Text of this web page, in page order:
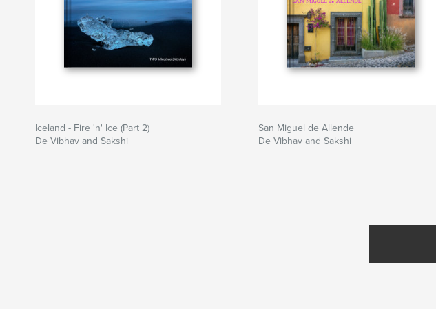
Iceland - Fire 'n' Ice (Part 2)
De Vibhav and Sakshi
San Miguel de Allende
De Vibhav and Sakshi